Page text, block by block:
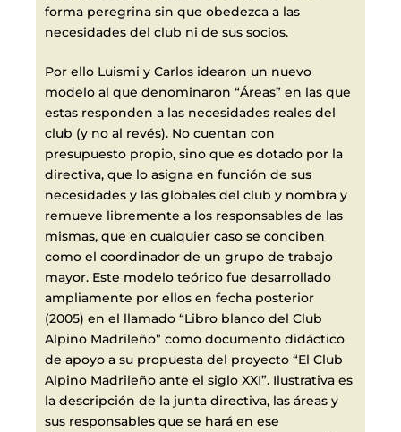
forma peregrina sin que obedezca a las
necesidades del club ni de sus socios.
Por ello Luismi y Carlos idearon un nuevo
modelo al que denominaron “Áreas” en las que
estas responden a las necesidades reales del
club (y no al revés). No cuentan con
presupuesto propio, sino que es dotado por la
directiva, que lo asigna en función de sus
necesidades y las globales del club y nombra y
remueve libremente a los responsables de las
mismas, que en cualquier caso se conciben
como el coordinador de un grupo de trabajo
mayor. Este modelo teórico fue desarrollado
ampliamente por ellos en fecha posterior
(2005) en el llamado “Libro blanco del Club
Alpino Madrileño” como documento didáctico
de apoyo a su propuesta del proyecto “El Club
Alpino Madrileño ante el siglo XXI”. Ilustrativa es
la descripción de la junta directiva, las áreas y
sus responsables que se hará en ese